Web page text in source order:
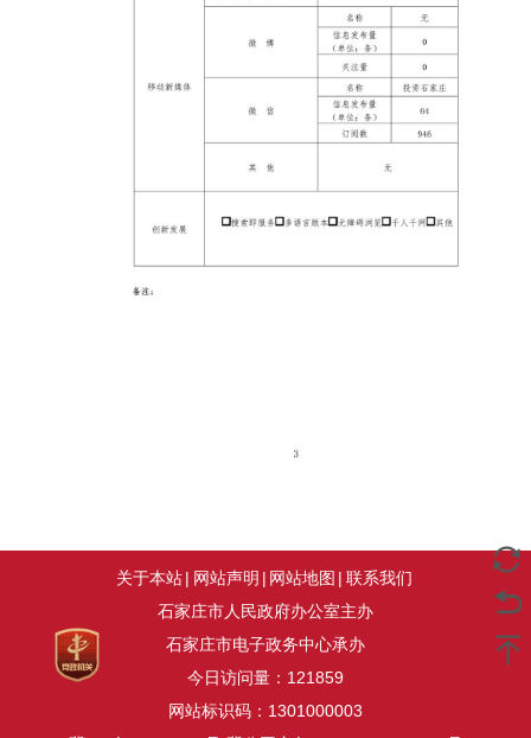
关于本站| 网站声明 | 网站地图 | 联系我们
石家庄市人民政府办公室主办
石家庄市电子政务中心承办
今日访问量： 121859
网站标识码：1301000003